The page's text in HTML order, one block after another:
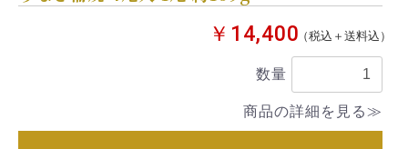
￥14,400（税込＋送料込）
数量
商品の詳細を見る≫